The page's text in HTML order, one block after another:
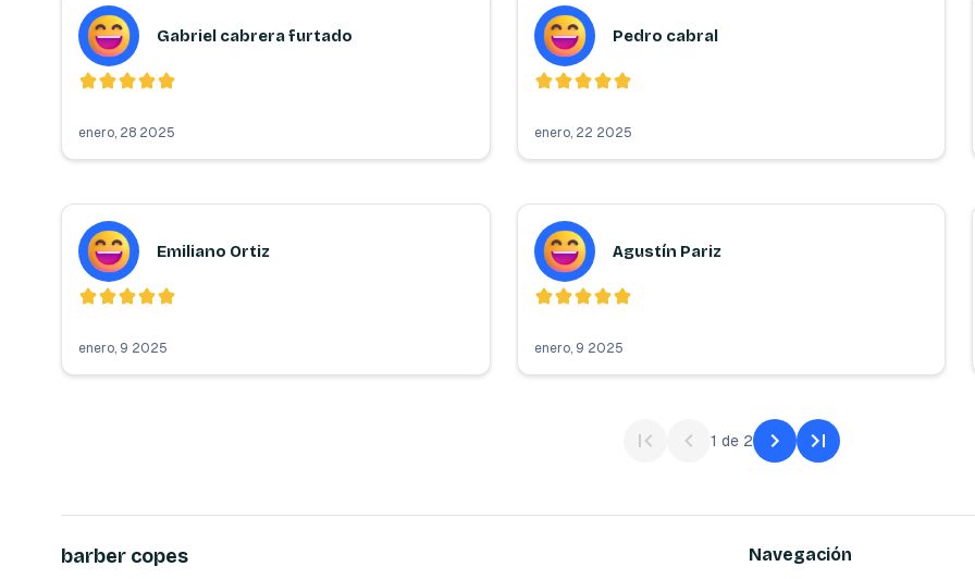
Gabriel cabrera furtado
enero, 28 2025
Pedro cabral
enero, 22 2025
Emiliano Ortiz
enero, 9 2025
Agustín Pariz
enero, 9 2025
1 de 2
barber copes Navegación